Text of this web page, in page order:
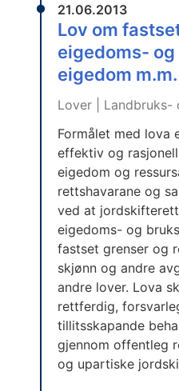
21.06.2013
Lov om
eigedoms-
eigedom m.m.
Lover | Landbruks-
Formålet med lova
effektiv og
eigedom og
rettshavarane og
ved at
eigedoms- og
fastset grenser og
skjønn og andre
andre lover. Lova
rettferdig,
tillitsskapande
gjennom offentleg
og upartiske